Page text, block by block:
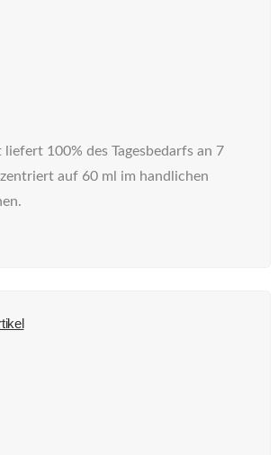
liefert 100% des Tagesbedarfs an 7
auf 60 ml im handlichen